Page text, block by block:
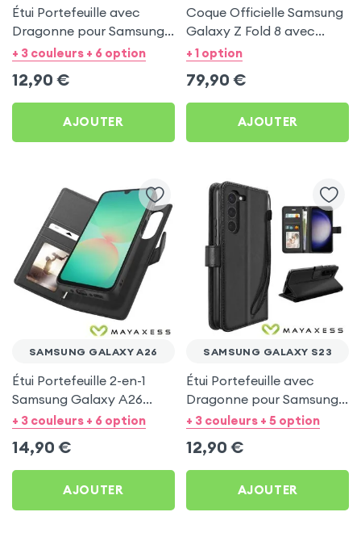
Étui Portefeuille avec
Dragonne pour Samsung
Galaxy S20 FE - Noir
+ 3 couleurs + 6 option
12,90 €
AJOUTER
Coque Officielle Samsung
Galaxy Z Fold 8 avec
Béquille - Carbon
+ 1 option
79,90 €
AJOUTER
SAMSUNG GALAXY A26
Étui Portefeuille 2-en-1
Samsung Galaxy A26
Mayaxess Noir
+ 3 couleurs + 6 option
14,90 €
AJOUTER
SAMSUNG GALAXY S23
Étui Portefeuille avec
Dragonne pour Samsung
Galaxy S23 - Noir
+ 3 couleurs + 5 option
12,90 €
AJOUTER